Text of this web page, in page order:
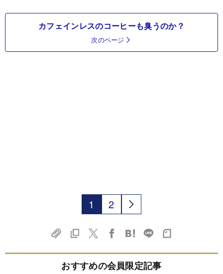
カフェインレスのコーヒーも臭うのか？
次のページ
1 2
おすすめの会員限定記事